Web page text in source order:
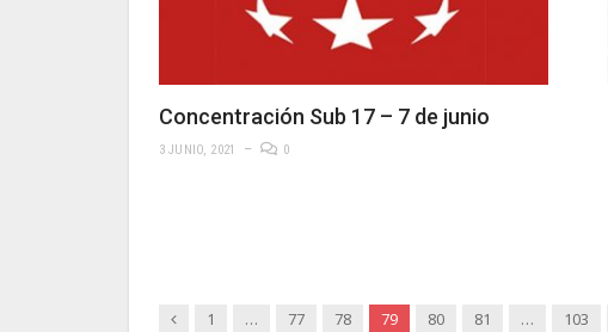
Concentración Sub 17 – 7 de junio
3 JUNIO, 2021 0
Anterior
1 … 77 78 79 80 81 … 103